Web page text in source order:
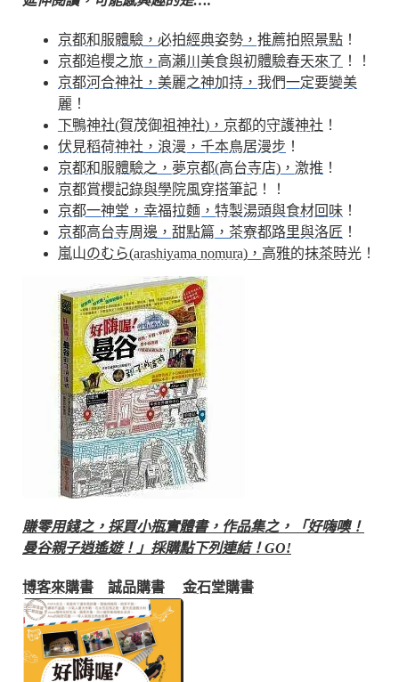
京都和服體驗，必拍經典姿勢，推薦拍照景點 ！
京都追櫻之旅，高瀨川美食與初體驗春天來了 ！！
京都河合神社，美麗之神加持，我們一定要變美
麗 ！
下鴨神社(賀茂御祖神社)，京都的守護神社 ！
伏見稻荷神社，浪漫，千本鳥居漫步 ！
京都和服體驗之，夢京都(高台寺店)，激推 ！
京都賞櫻記錄與學院風穿搭筆記 ！！
京都一神堂，幸福拉麵，特製湯頭與食材回味 ！
京都高台寺周邊，甜點篇，茶寮都路里與洛匠 ！
嵐山のむら(arashiyama nomura)，高雅的抹茶時光 ！
賺零用錢之，採買小瓶實體書，作品集之，
「好嗨噢！
曼谷親子逍遙遊！」採購點下列連結！GO!
博客來購書 誠品購書 金石堂購書